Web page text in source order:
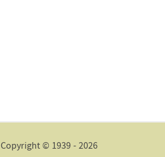
Copyright © 1939 - 2026